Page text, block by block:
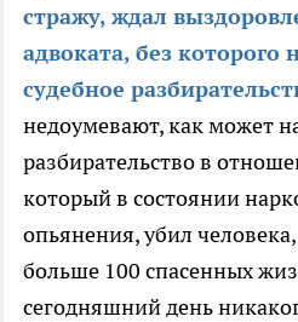
стражу, ждал
адвоката, без которого
судебное
недоумевают, как может
разбирательство в
который в состоянии
опьянения, убил
больше 100 спасенных
сегодняшний день